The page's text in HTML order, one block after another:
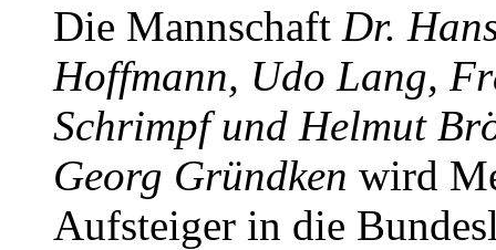
Die Mannschaft Dr.
Hoffmann, Udo Lang,
Schrimpf und Helmut
Georg Gründken wird
Aufsteiger in die